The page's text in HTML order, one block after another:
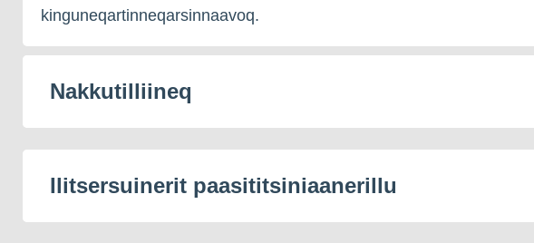
kinguneqartinneqarsinnaavoq.
Nakkutilliineq
Ilitsersuinerit paasititsiniaanerillu